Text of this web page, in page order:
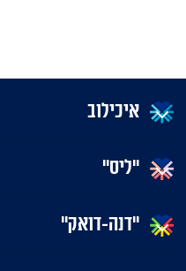
איכילוב
"ליס"
"דנה-דואק"